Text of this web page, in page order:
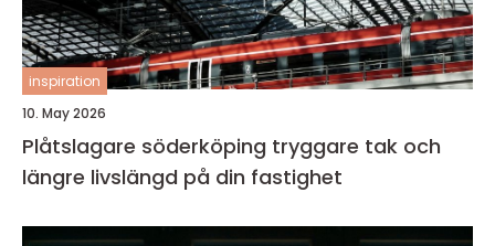
inspiration
10. May 2026
Plåtslagare söderköping tryggare tak och
längre livslängd på din fastighet